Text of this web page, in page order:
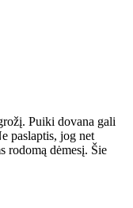
Puiki dovana gali
paslaptis, jog net
rodomą dėmesį. Šie